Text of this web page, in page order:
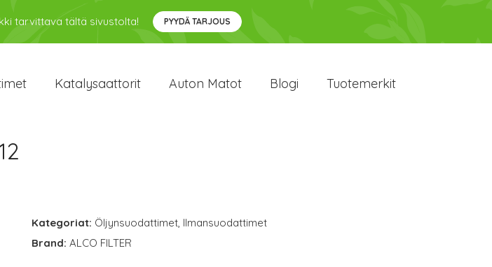
tarvittava tältä sivustolta! PYYDÄ TARJOUS
Katalysaattorit Auton Matot Blogi Tuotemerkit
Kategoriat: Öljynsuodattimet, Ilmansuodattimet
Brand: ALCO FILTER